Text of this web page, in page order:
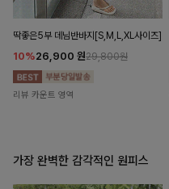
딱좋은5부 데님반바지[S,M,L,XL사이즈]
10%26,900 원29,800원
리뷰 카운트 영역
가장 완벽한 감각적인 원피스